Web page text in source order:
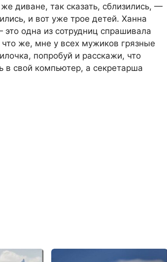
диване, так сказать, сблизились, —
и вот уже трое детей. Ханна
одна из сотрудниц спрашивала
же, мне у всех мужиков грязные
попробуй и расскажи, что
в свой компьютер, а секретарша